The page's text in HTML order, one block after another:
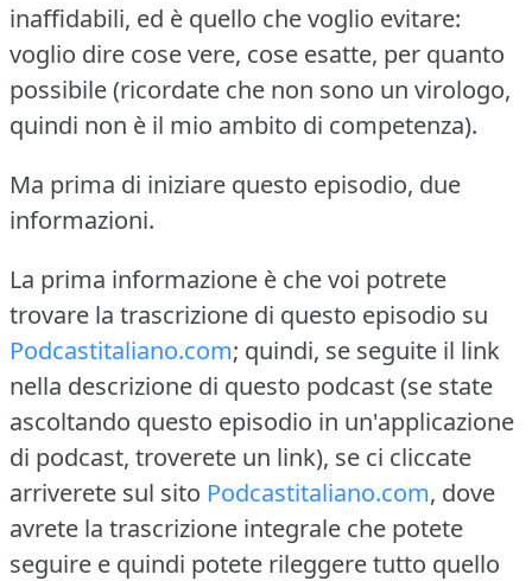
inaffidabili, ed è quello che voglio evitare:
voglio dire cose vere, cose esatte, per quanto
possibile (ricordate che non sono un virologo,
quindi non è il mio ambito di competenza).
Ma prima di iniziare questo episodio, due
informazioni.
La prima informazione è che voi potrete
trovare la trascrizione di questo episodio su
Podcastitaliano.com; quindi, se seguite il link
nella descrizione di questo podcast (se state
ascoltando questo episodio in un'applicazione
di podcast, troverete un link), se ci cliccate
arriverete sul sito Podcastitaliano.com, dove
avrete la trascrizione integrale che potete
seguire e quindi potete rileggere tutto quello